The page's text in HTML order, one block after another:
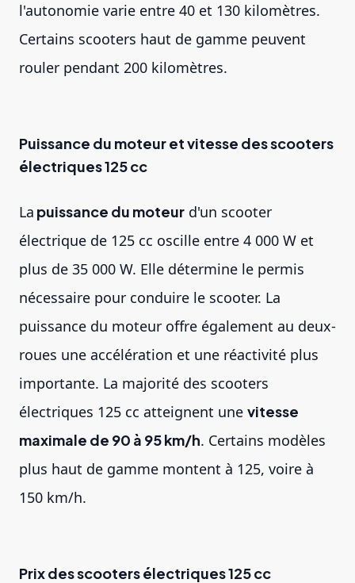
l'autonomie varie entre 40 et 130 kilomètres.
Certains scooters haut de gamme peuvent
rouler pendant 200 kilomètres.
Puissance du moteur et vitesse des scooters
électriques 125 cc
La puissance du moteur d'un scooter
électrique de 125 cc oscille entre 4 000 W et
plus de 35 000 W. Elle détermine le permis
nécessaire pour conduire le scooter. La
puissance du moteur offre également au deux-
roues une accélération et une réactivité plus
importante. La majorité des scooters
électriques 125 cc atteignent une vitesse
maximale de 90 à 95 km/h. Certains modèles
plus haut de gamme montent à 125, voire à
150 km/h.
Prix des scooters électriques 125 cc